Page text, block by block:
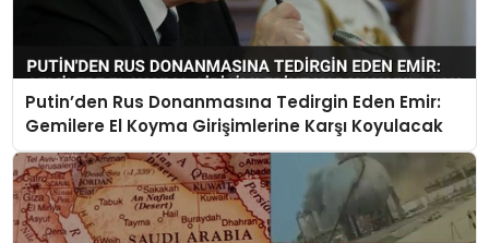
Putin’den Rus Donanmasına Tedirgin Eden Emir:
Gemilere El Koyma Girişimlerine Karşı Koyulacak